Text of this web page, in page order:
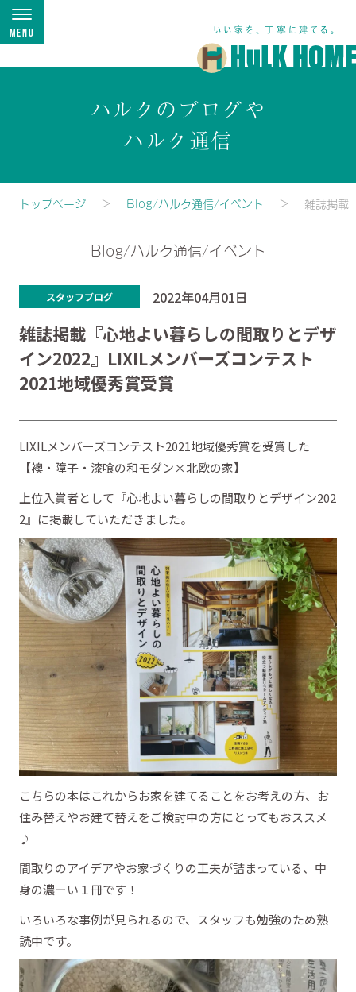
Menu
ハルクのブログや
ハルク通信
トップページ Blog/ハルク通信/イベント 雑誌掲載
Blog/ハルク通信/イベント
スタッフブログ 2022年04月01日
雑誌掲載『心地よい暮らしの間取りとデザ
イン2022』LIXILメンバーズコンテスト
2021地域優秀賞受賞
LIXILメンバーズコンテスト2021地域優秀賞を受賞した
【襖・障子・漆喰の和モダン×北欧の家】
上位入賞者として『心地よい暮らしの間取りとデザイン202
2』に掲載していただきました。
こちらの本はこれからお家を建てることをお考えの方、お
住み替えやお建て替えをご検討中の方にとってもおススメ
♪
間取りのアイデアやお家づくりの工夫が詰まっている、中
身の濃ーい１冊です！
いろいろな事例が見られるので、スタッフも勉強のため熟
読中です。